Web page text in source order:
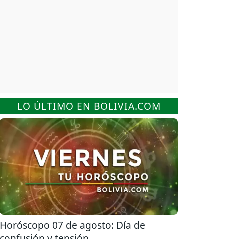
LO ÚLTIMO EN BOLIVIA.COM
Horóscopo 07 de agosto: Día de